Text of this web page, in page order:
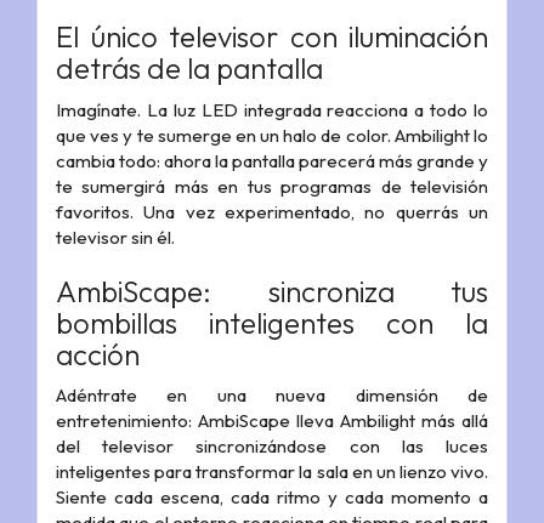
El único televisor con iluminación
detrás de la pantalla
Imagínate. La luz LED integrada reacciona a todo lo
que ves y te sumerge en un halo de color. Ambilight lo
cambia todo: ahora la pantalla parecerá más grande y
te sumergirá más en tus programas de televisión
favoritos. Una vez experimentado, no querrás un
televisor sin él.
AmbiScape: sincroniza tus
bombillas inteligentes con la
acción
Adéntrate en una nueva dimensión de
entretenimiento: AmbiScape lleva Ambilight más allá
del televisor sincronizándose con las luces
inteligentes para transformar la sala en un lienzo vivo.
Siente cada escena, cada ritmo y cada momento a